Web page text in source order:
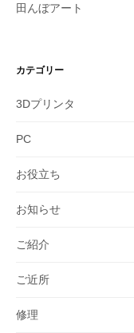
田んぼアート
カテゴリー
3Dプリンタ
PC
お役立ち
お知らせ
ご紹介
ご近所
修理